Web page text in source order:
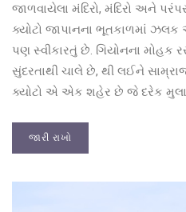
જાળવાયેલા મંદિરો, મંદિરો અને
ક્યોટો જાપાનના ભૂતકાળમાં
પણ સ્વીકારતું છે. ગિયોનના
સુંદરતાથી ચાલે છે, થી લઈને
ક્યોટો એ એક શહેર છે જે દરેક
જારી રાખો